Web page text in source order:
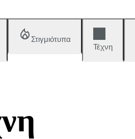
Στιγμιότυπα
Τέχνη